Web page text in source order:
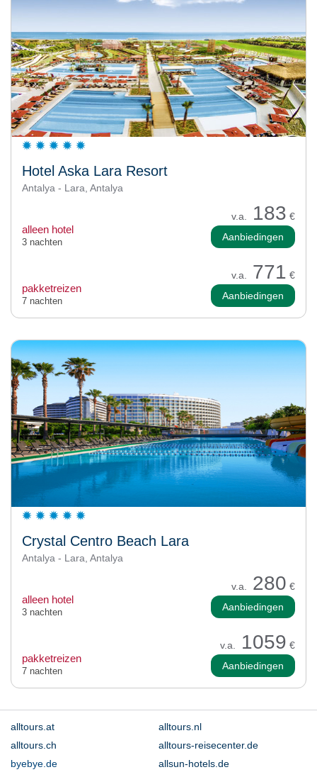
Hotel Aska Lara Resort
Antalya - Lara, Antalya
v.a. 183 €
alleen hotel
3 nachten Aanbiedingen
v.a. 771 €
pakketreizen
7 nachten Aanbiedingen
Crystal Centro Beach Lara
Antalya - Lara, Antalya
v.a. 280 €
alleen hotel
3 nachten Aanbiedingen
v.a. 1059 €
pakketreizen
7 nachten Aanbiedingen
alltours.at
alltours.nl
alltours.ch
alltours-reisecenter.de
byebye.de
allsun-hotels.de